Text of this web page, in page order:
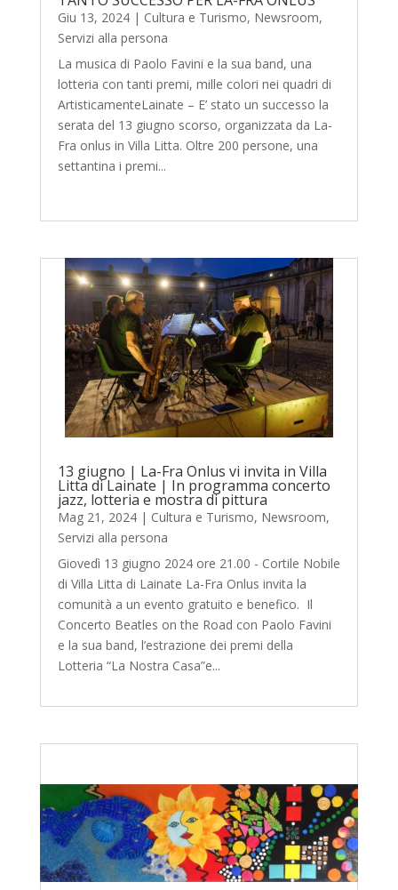
Giu 13, 2024| Cultura e Turismo, Newsroom,
Servizi alla persona
La musica di Paolo Favini e la sua band, una
lotteria con tanti premi, mille colori nei quadri di
ArtisticamenteLainate – E’ stato un successo la
serata del 13 giugno scorso, organizzata da La-
Fra onlus in Villa Litta. Oltre 200 persone, una
settantina i premi...
13 giugno | La-Fra Onlus vi invita in Villa
Litta di Lainate | In programma concerto
jazz, lotteria e mostra di pittura
Mag 21, 2024| Cultura e Turismo, Newsroom,
Servizi alla persona
Giovedì 13 giugno 2024 ore 21.00 - Cortile Nobile
di Villa Litta di Lainate La-Fra Onlus invita la
comunità a un evento gratuito e benefico. Il
Concerto Beatles on the Road con Paolo Favini
e la sua band, l’estrazione dei premi della
Lotteria “La Nostra Casa”e...